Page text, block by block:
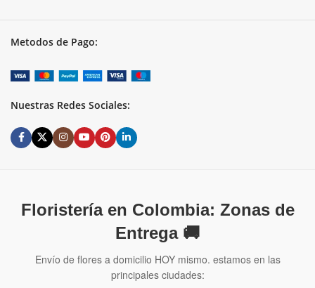
Metodos de Pago:
Nuestras Redes Sociales:
Floristería en Colombia: Zonas de
Entrega 🚚
Envío de flores a domicilio HOY mismo. estamos en las
principales ciudades: